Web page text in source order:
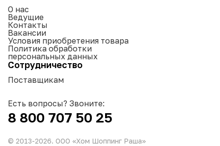
О нас
Ведущие
Контакты
Вакансии
Условия приобретения товара
Политика обработки
персональных данных
Сотрудничество
Поставщикам
Есть вопросы? Звоните:
8 800 707 50 25
© 2013-2026. ООО «Хом Шоппинг Раша»